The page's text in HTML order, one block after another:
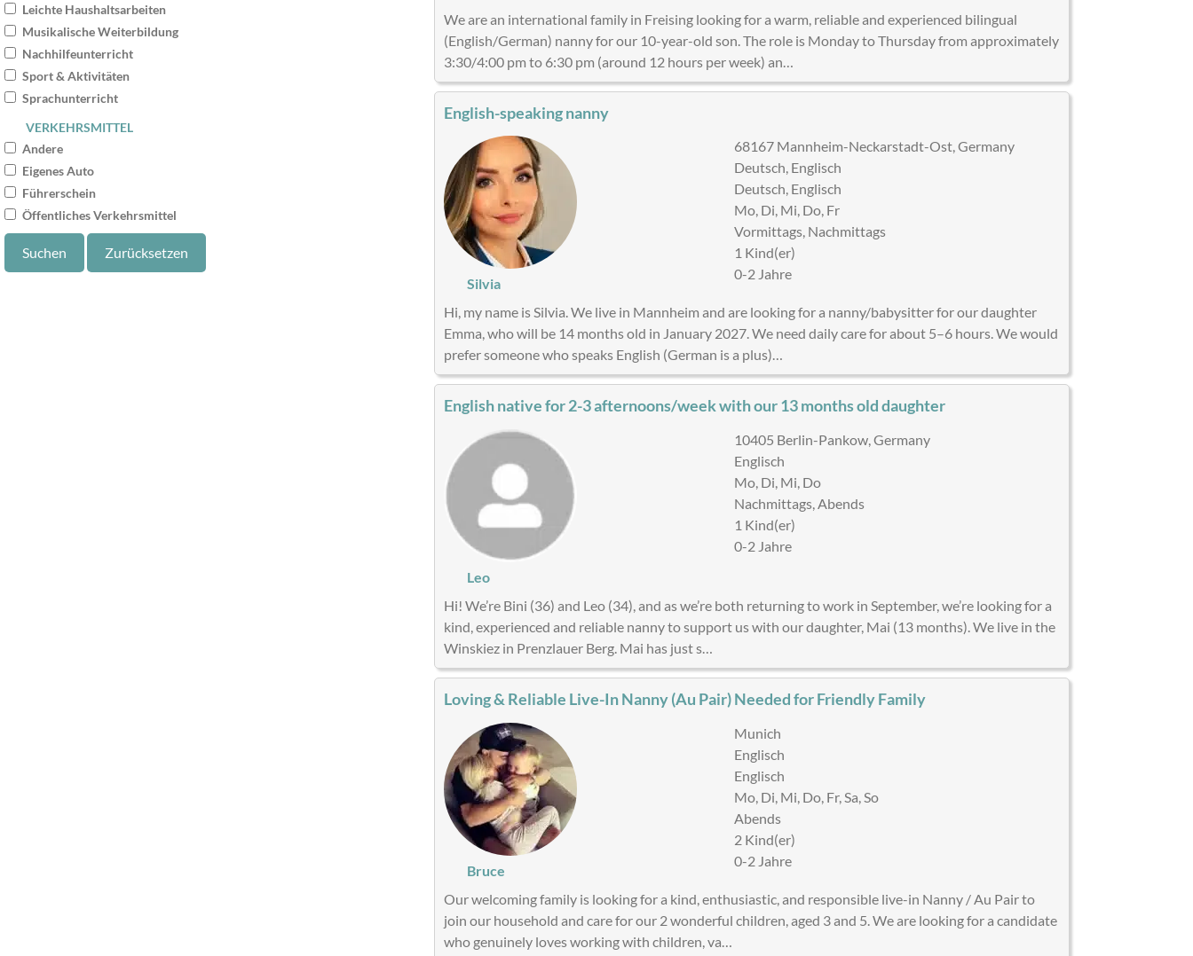
Leichte Haushaltsarbeiten
Musikalische Weiterbildung
Nachhilfeunterricht
Sport & Aktivitäten
Sprachunterricht
VERKEHRSMITTEL
Andere
Eigenes Auto
Führerschein
Öffentliches Verkehrsmittel
We are an international family in Freising looking for a warm, reliable and experienced bilingual
(English/German) nanny for our 10-year-old son. The role is Monday to Thursday from approximately
3:30/4:00 pm to 6:30 pm (around 12 hours per week) an…
English-speaking nanny
Silvia
68167 Mannheim-Neckarstadt-Ost, Germany
Deutsch, Englisch
Deutsch, Englisch
Mo, Di, Mi, Do, Fr
Vormittags, Nachmittags
1 Kind(er)
0-2 Jahre
Hi, my name is Silvia. We live in Mannheim and are looking for a nanny/babysitter for our daughter
Emma, who will be 14 months old in January 2027. We need daily care for about 5–6 hours. We would
prefer someone who speaks English (German is a plus)…
English native for 2-3 afternoons/week with our 13 months old daughter
Leo
10405 Berlin-Pankow, Germany
Englisch
Mo, Di, Mi, Do
Nachmittags, Abends
1 Kind(er)
0-2 Jahre
Hi! We’re Bini (36) and Leo (34), and as we’re both returning to work in September, we’re looking for a
kind, experienced and reliable nanny to support us with our daughter, Mai (13 months). We live in the
Winskiez in Prenzlauer Berg. Mai has just s…
Loving & Reliable Live-In Nanny (Au Pair) Needed for Friendly Family
Bruce
Munich
Englisch
Englisch
Mo, Di, Mi, Do, Fr, Sa, So
Abends
2 Kind(er)
0-2 Jahre
Our welcoming family is looking for a kind, enthusiastic, and responsible live-in Nanny / Au Pair to
join our household and care for our 2 wonderful children, aged 3 and 5. We are looking for a candidate
who genuinely loves working with children, va…